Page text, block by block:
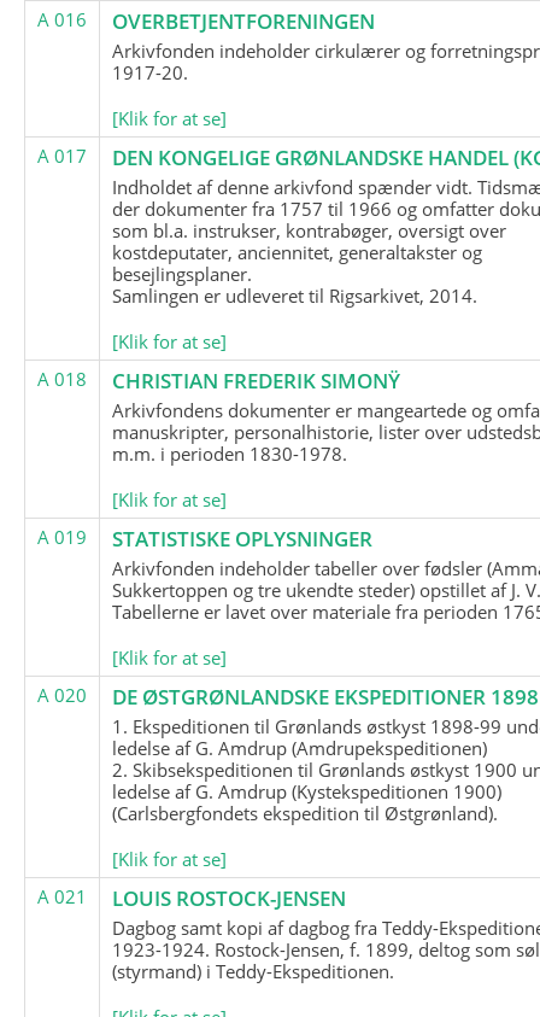
A 016 OVERBETJENTFORENINGEN
Arkivfonden indeholder cirkulærer og
1917-20.
[Klik for at se]
A 017
DEN KONGELIGE GRØNLANDSKE HANDEL
Indholdet af denne arkivfond spænder vidt.
der dokumenter fra 1757 til 1966 og omfatter
som bl.a. instrukser, kontrabøger, oversigt over
kostdeputater, anciennitet, generaltakster og
besejlingsplaner.
Samlingen er udleveret til Rigsarkivet, 2014.
[Klik for at se]
A 018
CHRISTIAN FREDERIK SIMONŸ
Arkivfondens dokumenter er mangeartede og
manuskripter, personalhistorie, lister over
m.m. i perioden 1830-1978.
[Klik for at se]
A 019
STATISTISKE OPLYSNINGER
Arkivfonden indeholder tabeller over fødsler
Sukkertoppen og tre ukendte steder) opstillet af J.
Tabellerne er lavet over materiale fra perioden
[Klik for at se]
A 020
DE ØSTGRØNLANDSKE EKSPEDITIONER
1. Ekspeditionen til Grønlands østkyst 1898-99
ledelse af G. Amdrup (Amdrupekspeditionen)
2. Skibsekspeditionen til Grønlands østkyst 1900
ledelse af G. Amdrup (Kystekspeditionen 1900)
(Carlsbergfondets ekspedition til Østgrønland).
[Klik for at se]
A 021
LOUIS ROSTOCK-JENSEN
Dagbog samt kopi af dagbog fra Teddy-
1923-1924. Rostock-Jensen, f. 1899, deltog som
(styrmand) i Teddy-Ekspeditionen.